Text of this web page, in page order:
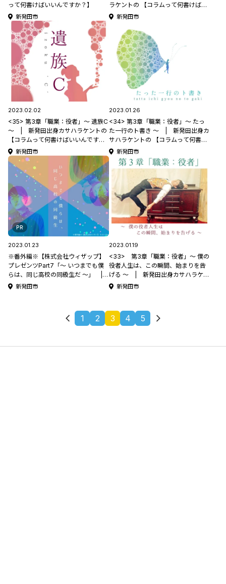
って何書けばいいんですか？】
新発田市
ラケントの 【コラムって何書けばい
いんですか？】 | 新発田出身カサ
いいんですか？】
新発田市
2023.02.02
<35> 第3章「職業：役者」～ 遺族C
～ | 新発田出身カサハラケントの
【コラムって何書けばいいんです
か？】
新発田市
2023.01.26
<34> 第3章「職業：役者」～ たっ
た一行のト書き ～ | 新発田出身カ
サハラケントの 【コラムって何書け
ばいいんですか？】
新発田市
PR
2023.01.23
※番外編※【株式会社ウィザップ】
プレゼンツPart7「～ いつまでも僕
らは、同じ高校の同級生だ ～」 |
新発田出身カサハラケントの 【コラ
新発田市
2023.01.19
<33> 第3章「職業：役者」～ 僕の
役者人生は、この瞬間、始まりを告
げる ～ | 新発田出身カサハラケン
トの 【コラムって何書けばいいんで
新発田市
1 2 3 4 5